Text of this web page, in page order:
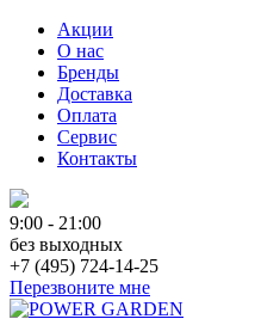
Акции
О нас
Бренды
Доставка
Оплата
Сервис
Контакты
9:00 - 21:00
без выходных
+7 (495) 724-14-25
Перезвоните мне